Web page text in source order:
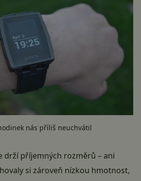
nás příliš neuchvátil
drží příjemných rozměrů – ani
si zároveň nízkou hmotnost,